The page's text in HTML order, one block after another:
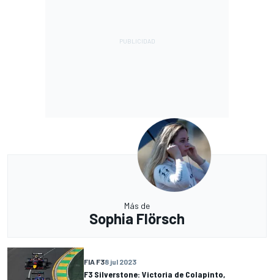
Más de
Sophia Flörsch
FIA F38 jul 2023
F3 Silverstone: Victoria de Colapinto,